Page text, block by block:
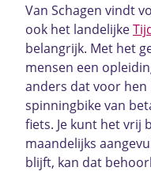
Van Schagen vindt
ook het landelijke
belangrijk. Met het
mensen een
anders dat voor hen
spinningbike van
fiets. Je kunt het vrij
maandelijks
blijft, kan dat